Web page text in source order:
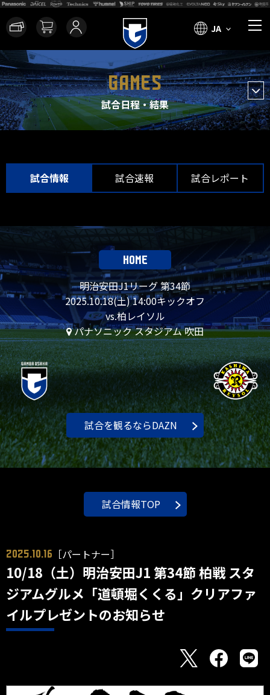
JA
GAMES
試合日程・結果
試合情報 試合速報 試合レポート
HOME
明治安田J1リーグ 第34節
2025.10.18(土) 14:00キックオフ
vs.柏レイソル
パナソニック スタジアム 吹田
試合を観るならDAZN
試合情報TOP
2025.10.16 ［パートナー］
10/18（土）明治安田J1 第34節 柏戦 スタ
ジアムグルメ「道頓堀くくる」クリアファ
イルプレゼントのお知らせ